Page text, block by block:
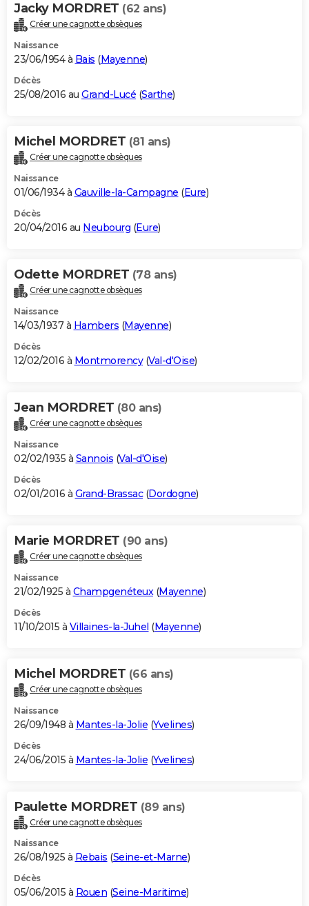
Jacky MORDRET (62 ans)
Créer une cagnotte obsèques
Naissance
23/06/1954 à Bais (Mayenne)
Décès
25/08/2016 au Grand-Lucé (Sarthe)
Michel MORDRET (81 ans)
Créer une cagnotte obsèques
Naissance
01/06/1934 à Gauville-la-Campagne (Eure)
Décès
20/04/2016 au Neubourg (Eure)
Odette MORDRET (78 ans)
Créer une cagnotte obsèques
Naissance
14/03/1937 à Hambers (Mayenne)
Décès
12/02/2016 à Montmorency(Val-d'Oise)
Jean MORDRET (80 ans)
Créer une cagnotte obsèques
Naissance
02/02/1935 à Sannois (Val-d'Oise)
Décès
02/01/2016 à Grand-Brassac(Dordogne)
Marie MORDRET (90 ans)
Créer une cagnotte obsèques
Naissance
21/02/1925 à Champgenéteux(Mayenne)
Décès
11/10/2015 à Villaines-la-Juhel (Mayenne)
Michel MORDRET (66 ans)
Créer une cagnotte obsèques
Naissance
26/09/1948 à Mantes-la-Jolie (Yvelines)
Décès
24/06/2015 à Mantes-la-Jolie (Yvelines)
Paulette MORDRET (89 ans)
Créer une cagnotte obsèques
Naissance
26/08/1925 à Rebais (Seine-et-Marne)
Décès
05/06/2015 à Rouen (Seine-Maritime)